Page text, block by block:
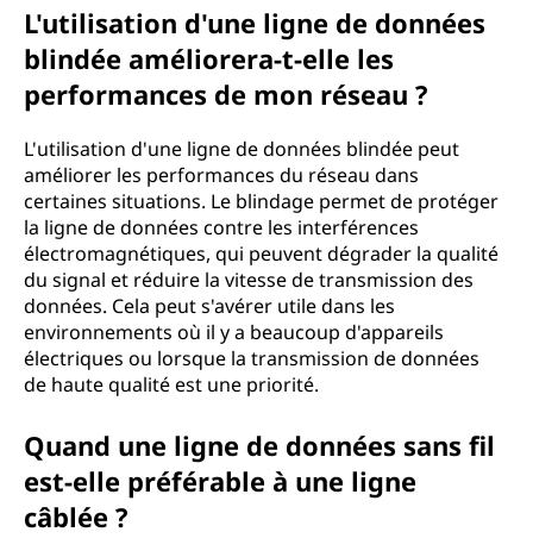
L'utilisation d'une ligne de données
blindée améliorera-t-elle les
performances de mon réseau ?
L'utilisation d'une ligne de données blindée peut
améliorer les performances du réseau dans
certaines situations. Le blindage permet de protéger
la ligne de données contre les interférences
électromagnétiques, qui peuvent dégrader la qualité
du signal et réduire la vitesse de transmission des
données. Cela peut s'avérer utile dans les
environnements où il y a beaucoup d'appareils
électriques ou lorsque la transmission de données
de haute qualité est une priorité.
Quand une ligne de données sans fil
est-elle préférable à une ligne
câblée ?